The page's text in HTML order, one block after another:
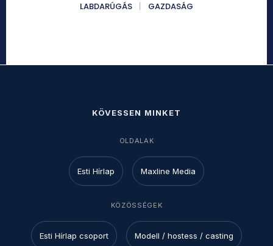
LABDARÚGÁS
GAZDASÁG
KÖVESSEN MINKET
OLDALAK
Esti Hírlap Maxline Media
KÖZÖSSÉGEK
Esti Hírlap csoport Modell / hostess / casting